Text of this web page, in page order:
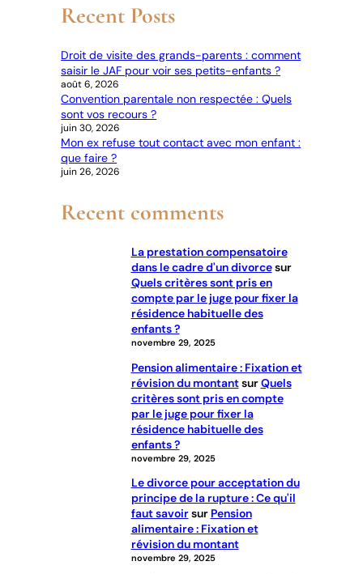
Recent Posts
Droit de visite des grands-parents : comment
saisir le JAF pour voir ses petits-enfants ?
août 6, 2026
Convention parentale non respectée : Quels
sont vos recours ?
juin 30, 2026
Mon ex refuse tout contact avec mon enfant :
que faire ?
juin 26, 2026
Recent comments
La prestation compensatoire
dans le cadre d'un divorcesur
Quels critères sont pris en
compte par le juge pour fixer la
résidence habituelle des
enfants ?
novembre 29, 2025
Pension alimentaire : Fixation et
révision du montantsurQuels
critères sont pris en compte
par le juge pour fixer la
résidence habituelle des
enfants ?
novembre 29, 2025
Le divorce pour acceptation du
principe de la rupture : Ce qu'il
faut savoirsur Pension
alimentaire : Fixation et
révision du montant
novembre 29, 2025